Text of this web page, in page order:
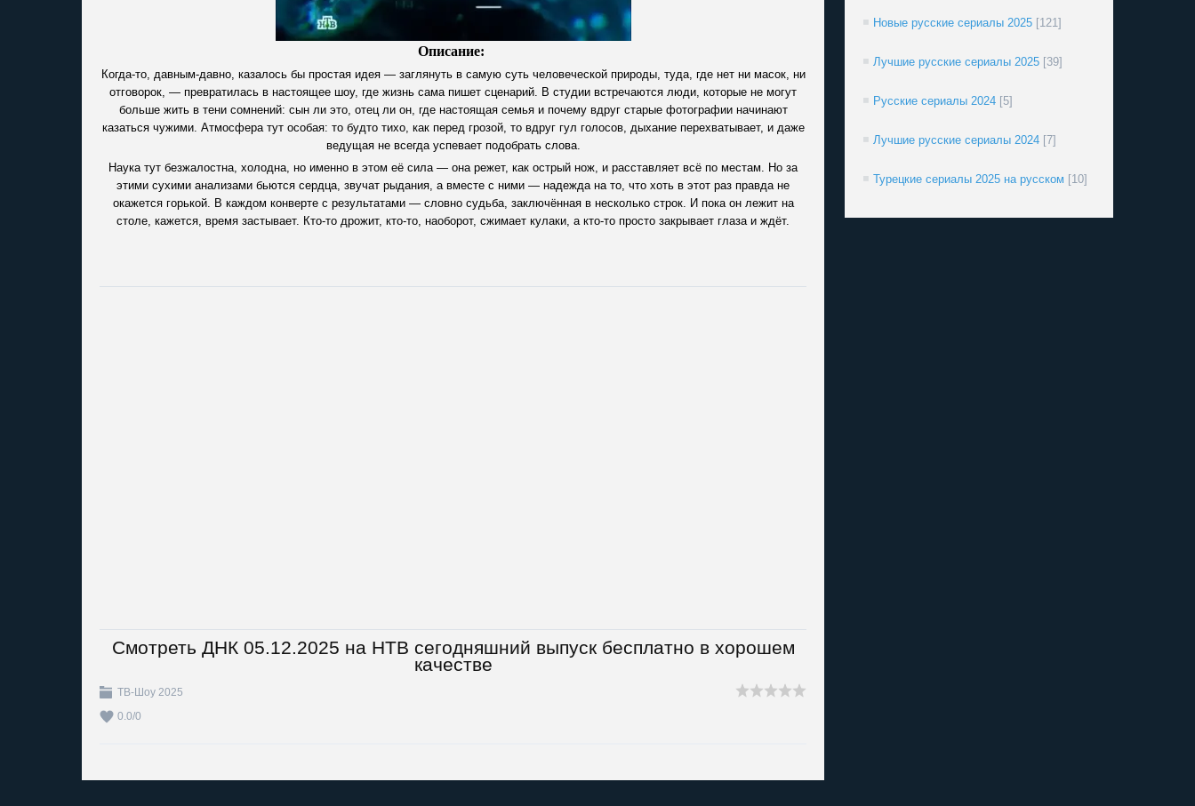
Описание:
Когда-то, давным-давно, казалось бы простая идея — заглянуть в самую суть человеческой природы, туда, где нет ни масок, ни
отговорок, — превратилась в настоящее шоу, где жизнь сама пишет сценарий. В студии встречаются люди, которые не могут
больше жить в тени сомнений: сын ли это, отец ли он, где настоящая семья и почему вдруг старые фотографии начинают
казаться чужими. Атмосфера тут особая: то будто тихо, как перед грозой, то вдруг гул голосов, дыхание перехватывает, и даже
ведущая не всегда успевает подобрать слова.
Наука тут безжалостна, холодна, но именно в этом её сила — она режет, как острый нож, и расставляет всё по местам. Но за
этими сухими анализами бьются сердца, звучат рыдания, а вместе с ними — надежда на то, что хоть в этот раз правда не
окажется горькой. В каждом конверте с результатами — словно судьба, заключённая в несколько строк. И пока он лежит на
столе, кажется, время застывает. Кто-то дрожит, кто-то, наоборот, сжимает кулаки, а кто-то просто закрывает глаза и ждёт.
Смотреть ДНК 05.12.2025 на НТВ сегодняшний выпуск бесплатно в хорошем
качестве
ТВ-Шоу 2025
0.0/0
Новые русские сериалы 2025 [121]
Лучшие русские сериалы 2025 [39]
Русские сериалы 2024 [5]
Лучшие русские сериалы 2024 [7]
Турецкие сериалы 2025 на русском [10]